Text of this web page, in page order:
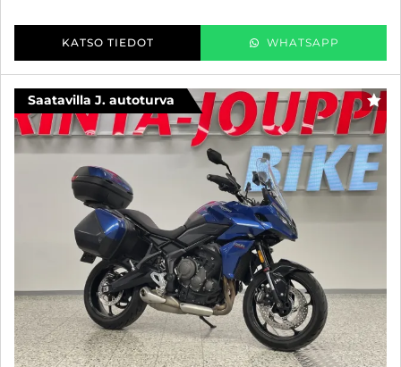
KATSO TIEDOT WHATSAPP
Saatavilla J. autoturva